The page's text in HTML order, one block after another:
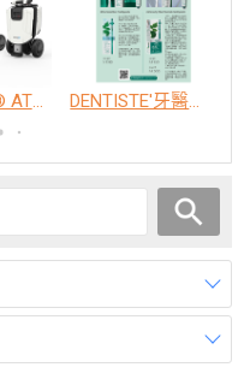
movinglife® ATTO新世代電動代步車 經典款 DENTISTE'牙醫選極敏感牙膏、抗蛀牙膏